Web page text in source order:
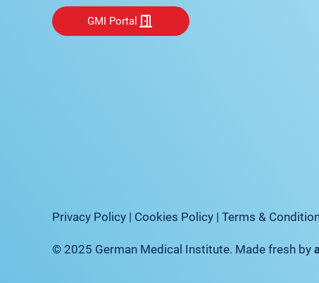
GMI Portal
Privacy Policy | Cookies Policy |Terms &
© 2025 German Medical Institute. Made fresh by